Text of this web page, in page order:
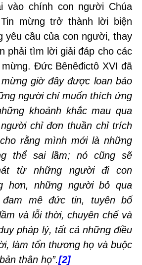
vào chính con người Chúa
mừng trở thành lời biện
yêu cầu của con người, thay
phải tìm lời giải đáp cho các
Đức Bênêđictô XVI đã
mừng giờ đây được loan báo
người chỉ muốn thích ứng
khoảnh khắc mau qua
chỉ đơn thuần chỉ trích
rằng mình mới là những
thể sai lầm; nó cũng sẽ
từ những người đi con
hơn, những người bỏ qua
mê đức tin, tuyên bố
và lỗi thời, chuyên chế và
pháp lý, tất cả những điều
làm tổn thương họ và buộc
thân họ”.[2]